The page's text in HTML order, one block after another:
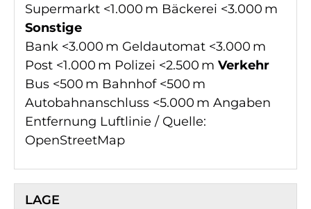
Supermarkt <1.000 m Bäckerei <3.000 m
Sonstige
Bank <3.000 m Geldautomat <3.000 m
Post <1.000 m Polizei <2.500 m Verkehr
Bus <500 m Bahnhof <500 m
Autobahnanschluss <5.000 m Angaben
Entfernung Luftlinie / Quelle:
OpenStreetMap
LAGE